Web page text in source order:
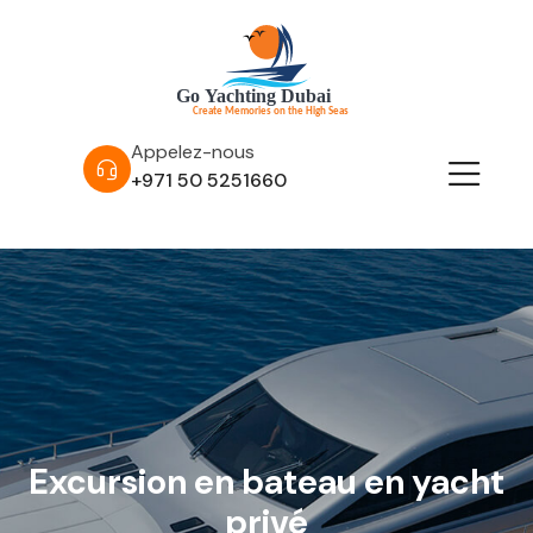
Appelez-nous
+971 50 5251660
Excursion en bateau en yacht
privé